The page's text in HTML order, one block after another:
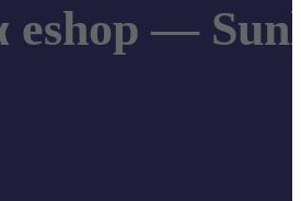
eshop —